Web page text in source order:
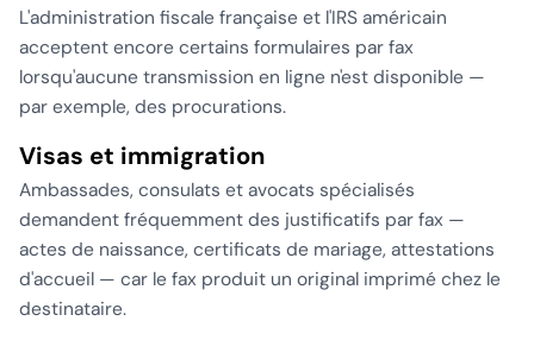
L'administration fiscale française et l'IRS américain
acceptent encore certains formulaires par fax
lorsqu'aucune transmission en ligne n'est disponible —
par exemple, des procurations.
Visas et immigration
Ambassades, consulats et avocats spécialisés
demandent fréquemment des justificatifs par fax —
actes de naissance, certificats de mariage, attestations
d'accueil — car le fax produit un original imprimé chez le
destinataire.